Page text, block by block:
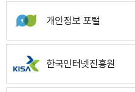
개인정보 포털
한국인터넷진흥원